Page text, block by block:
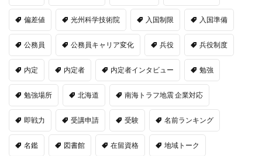
偏差値 光州科学技術院 入国制限 入国準備
公務員 公務員キャリア変化 兵役 兵役制度
内定 内定者 内定者インタビュー 勉強
勉強場所 北海道 南海トラフ地震 企業対応
即戦力 受講申請 受験 名前ランキング
名鑑 図書館 在留資格 地域トーク